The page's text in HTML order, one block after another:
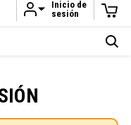
principal
Inicio de
sesión